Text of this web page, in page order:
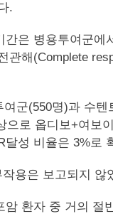
.
은 병용투여군에
해(Complete
군(550명)과 수
로 옵디보+여보
성 비율은 3%로
용은 보고되지 않
환자 중 거의 절